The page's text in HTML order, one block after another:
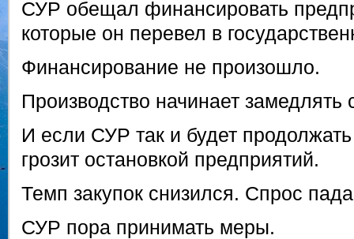
СУР обещал финансировать
которые он перевел в
Финансирование не произошло.
Производство начинает замедлять
И если СУР так и будет продолжать
грозит остановкой предприятий.
Темп закупок снизился. Спрос
СУР пора принимать меры.